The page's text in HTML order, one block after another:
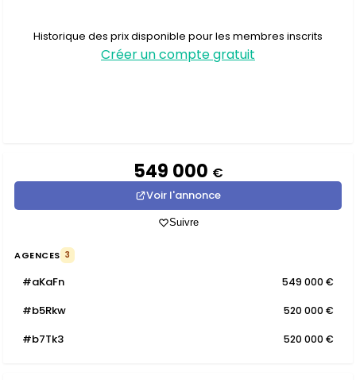
Historique des prix disponible pour les membres inscrits
Créer un compte gratuit
549 000 €
Voir l'annonce
Suivre
AGENCES 3
#aKaFn 549 000 €
#b5Rkw 520 000 €
#b7Tk3 520 000 €